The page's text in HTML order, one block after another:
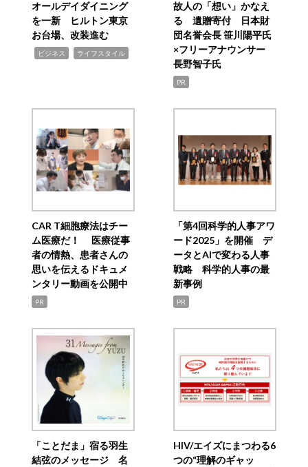
オールデイダイニング
を一新 ヒルトン東京
お台場、改装進む
ビジネス ライフスタイル
故人の「想い」かなえ
る 遺贈寄付 日本財
団名誉会長 笹川陽平氏
×フリーアナウンサー
長野智子氏
PR
CAR T細胞療法はチー
ム医療だ！ 医療従事
者の情熱、患者さんの
思いを伝えるドキュメ
ンタリー動画を公開中
PR
「第4回科学的人事アワ
ード2025」を開催 デ
ータとAIで変わる人事
戦略 科学的人事の最
新事例
PR
「ことだま」宿る羽生
結弦のメッセージ 名
HIV/エイズにまつわる6
つの“理解のギャッ